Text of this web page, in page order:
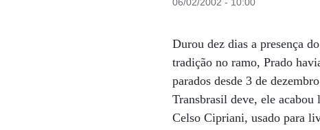
Durou dez dias a presença
tradição no ramo, Prado
parados desde 3 de
Transbrasil deve, ele
Celso Cipriani, usado para